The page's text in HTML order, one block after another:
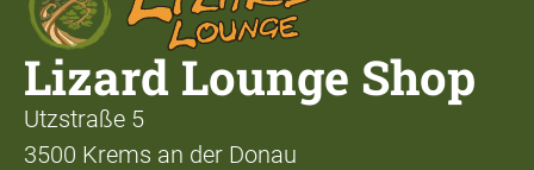
Lizard Lounge Shop
Utzstraße 5
3500 Krems an der Donau